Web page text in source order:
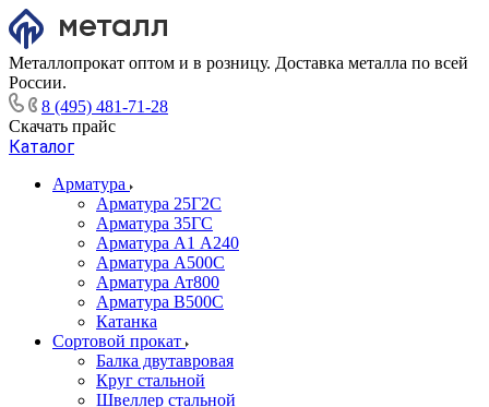
Металлопрокат оптом и в розницу. Доставка металла по всей
России.
8 (495) 481-71-28
Скачать прайс
Каталог
Арматура
Арматура 25Г2С
Арматура 35ГС
Арматура А1 А240
Арматура А500С
Арматура Ат800
Арматура В500С
Катанка
Сортовой прокат
Балка двутавровая
Круг стальной
Швеллер стальной